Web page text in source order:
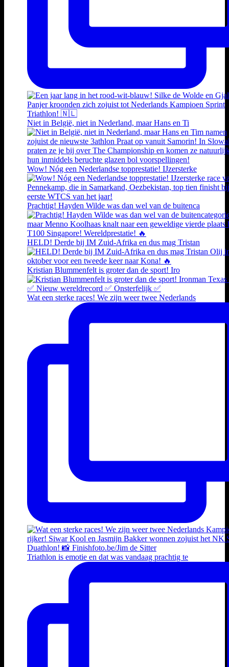
Niet in België, niet in Nederland, maar Hans en Ti
Wow! Nóg een Nederlandse topprestatie! IJzersterke
Prachtig! Hayden Wilde was dan wel van de buitenca
HELD! Derde bij IM Zuid-Afrika en dus mag Tristan
Kristian Blummenfelt is groter dan de sport! Iro
Wat een sterke races! We zijn weer twee Nederlands
Triathlon is emotie en dat was vandaag prachtig te